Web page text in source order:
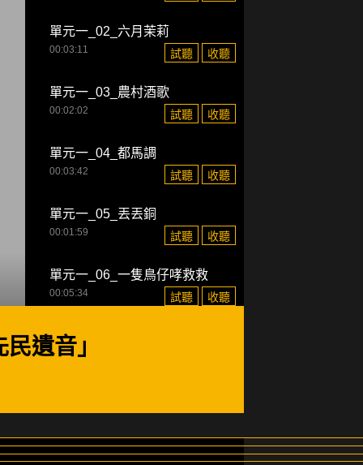
單元一_02_六月茉莉
00:03:11 試聽 收聽
單元一_03_農村酒歌
00:02:02 試聽 收聽
單元一_04_都馬調
00:03:42 試聽 收聽
單元一_05_丟丟銅
00:01:59 試聽 收聽
單元一_06_一隻鳥仔哮救救
00:05:34 試聽 收聽
單元一_07_採茶歌
00:03:10
00:02:56
單元一_09_五更鼓
遺音」